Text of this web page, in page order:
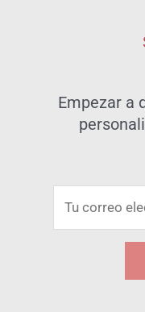
Empezar a